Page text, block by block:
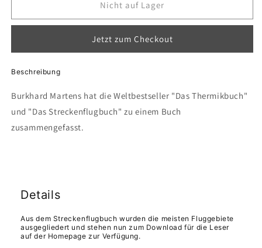
Das
Streckenflugbuch
für
Gleitschirm-
und
Drachenflieger
Das
und
Streckenflugbuch
und
Drachenflieger
Nicht auf Lager
Jetzt zum Checkout
Beschreibung
Burkhard Martens hat die Weltbestseller "Das Thermikbuch"
und "Das Streckenflugbuch" zu einem Buch
zusammengefasst.
Details
Aus dem Streckenflugbuch wurden die meisten Fluggebiete
ausgegliedert und stehen nun zum Download für die Leser
auf der Homepage zur Verfügung.